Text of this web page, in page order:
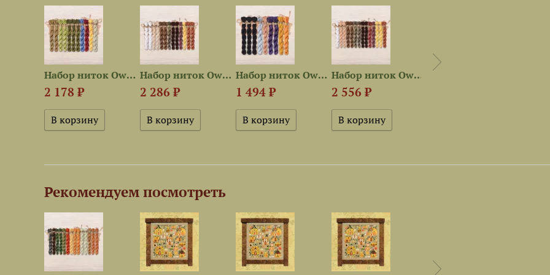
Набор ниток OwlForest для...
2 178 ₽
Набор ниток OwlForest для...
2 286 ₽
Набор ниток OwlForest для...
1 494 ₽
Набор ниток OwlForest для...
2 556 ₽
Рекомендуем посмотреть